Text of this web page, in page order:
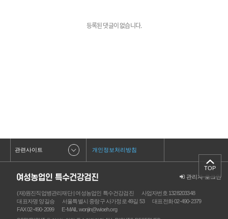
등록된 댓글이 없습니다.
관련사이트 개인정보처리방침
TOP
(재)원진직업병관리재단 | 여성농업인 특수건강검진
사업자번호 1328203348
대표자명 양길승
서울특별시 중랑구 사가정로 49길 53
대표전화 02-490-2379
FAX 02-490-2099
E-MAIL wonjin@wioeh.org
관리자 로그인